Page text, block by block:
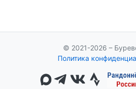
© 2021-2026 –
Политика